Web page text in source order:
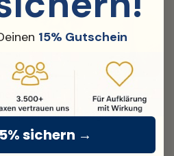
Art Print
Papier mit über 300g Stärke.
15% Gutschein
sichern →